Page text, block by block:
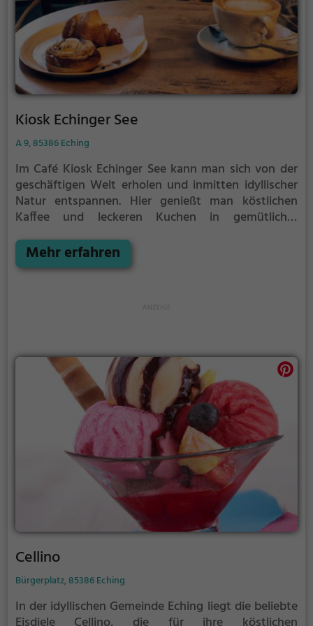
Kiosk Echinger See
A 9, 85386 Eching
Im Café Kiosk Echinger See kann man sich von der
geschäftigen Welt erholen und inmitten idyllischer
Natur entspannen. Hier genießt man köstlichen
Kaffee und leckeren Kuchen in gemütlicher
sorgt für einen gelungenen Start in den Tag und
lässt keine Wünsche offen. Bei schönem Wetter lädt
Café Kiosk Echinger See werden ausgiebige
Frühstücke und entspannte Kaffee- und
Kuchenpausen zu einem unvergesslichen Erlebnis.
Mehr erfahren
Cellino
Bürgerplatz, 85386 Eching
In der idyllischen Gemeinde Eching liegt die beliebte